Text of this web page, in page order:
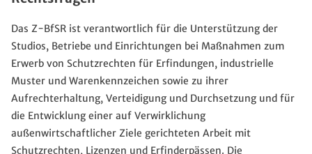
Das Z-BfSR ist verantwortlich für die Unterstützung der
Studios, Betriebe und Einrichtungen bei Maßnahmen zum
Erwerb von Schutzrechten für Erfindungen, industrielle
Muster und Warenkennzeichen sowie zu ihrer
Aufrechterhaltung, Verteidigung und Durchsetzung und für
die Entwicklung einer auf Verwirklichung
außenwirtschaftlicher Ziele gerichteten Arbeit mit
Schutzrechten, Lizenzen und Erfinderpässen. Die